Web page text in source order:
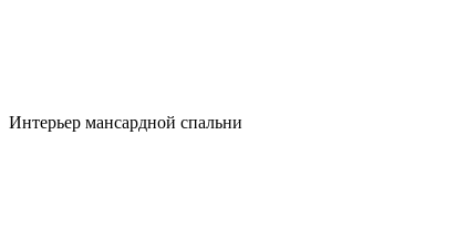
Интерьер мансардной спальни